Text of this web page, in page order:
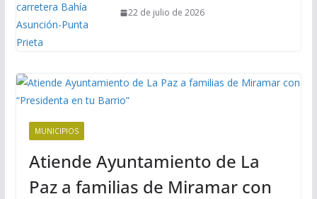
22 de julio de 2026
MUNICIPIOS
Atiende Ayuntamiento de La
Paz a familias de Miramar con